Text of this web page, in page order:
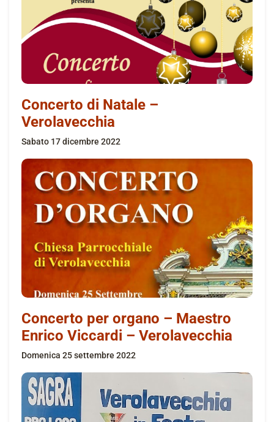
Concerto di Natale –
Verolavecchia
sabato 17 dicembre 2022
Concerto per organo – Maestro
Enrico Viccardi – Verolavecchia
domenica 25 settembre 2022